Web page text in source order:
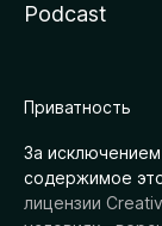
Podcast
Приватность
За исключением
содержимое
лицензии